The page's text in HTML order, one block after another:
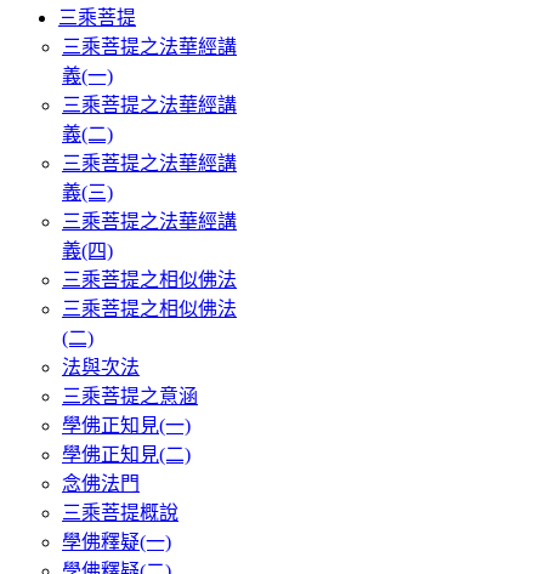
三乘菩提
三乘菩提之法華經講
義(一)
三乘菩提之法華經講
義(二)
三乘菩提之法華經講
義(三)
三乘菩提之法華經講
義(四)
三乘菩提之相似佛法
三乘菩提之相似佛法
(二)
法與次法
三乘菩提之意涵
學佛正知見(一)
學佛正知見(二)
念佛法門
三乘菩提概說
學佛釋疑(一)